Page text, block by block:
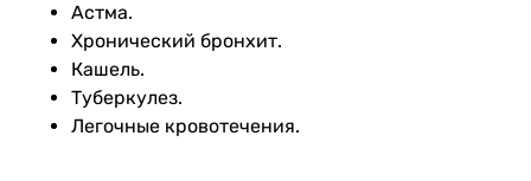
Астма.
Хронический бронхит.
Кашель.
Туберкулез.
Легочные кровотечения.